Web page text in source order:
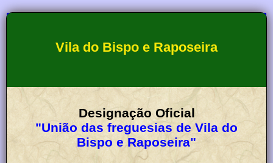
Vila do Bispo e Raposeira
Designação Oficial
"União das freguesias de Vila do
Bispo e Raposeira"